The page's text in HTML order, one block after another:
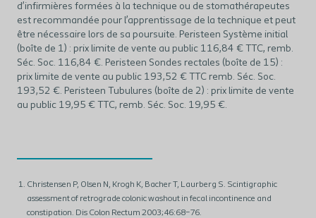
d’infirmières formées à la technique ou de stomathérapeutes
est recommandée pour l’apprentissage de la technique et peut
être nécessaire lors de sa poursuite. Peristeen Système initial
(boîte de 1) : prix limite de vente au public 116,84 € TTC, remb.
Séc. Soc. 116,84 €. Peristeen Sondes rectales (boîte de 15) :
prix limite de vente au public 193,52 € TTC remb. Séc. Soc.
193,52 €. Peristeen Tubulures (boîte de 2) : prix limite de vente
au public 19,95 € TTC, remb. Séc. Soc. 19,95 €.
Christensen P, Olsen N, Krogh K, Bacher T, Laurberg S. Scintigraphic
assessment of retrograde colonic washout in fecal incontinence and
constipation. Dis Colon Rectum 2003;46:68–76.